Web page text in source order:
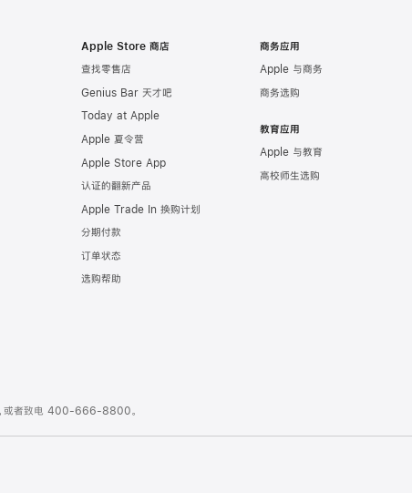
Apple Store 商店
查找零售店
Genius Bar 天才吧
Today at Apple
Apple 夏令营
Apple Store App
认证的翻新产品
Apple Trade In 换购计划
分期付款
订单状态
选购帮助
商务应用
Apple 与商务
商务选购
教育应用
Apple 与教育
高校师生选购
，或者致电 400-666-8800。